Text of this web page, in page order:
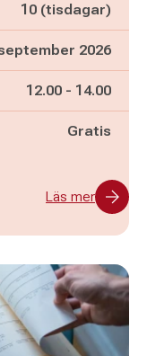
10 (tisdagar)
2026
Pågår mellan
12.00 - och
14.00
Gratis
Läs mer